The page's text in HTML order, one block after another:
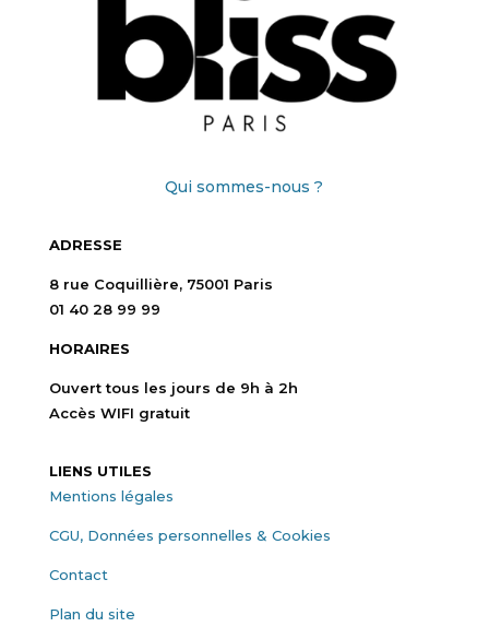
Qui sommes-nous ?
ADRESSE
8 rue Coquillière, 75001 Paris
01 40 28 99 99
HORAIRES
Ouvert tous les jours de 9h à 2h
Accès WIFI gratuit
LIENS UTILES
Mentions légales
CGU, Données personnelles & Cookies
Contact
Plan du site